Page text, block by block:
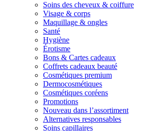
Soins des cheveux & coiffure
Visage & corps
Maquillage & ongles
Santé
Hygiène
Érotisme
Bons & Cartes cadeaux
Coffrets cadeaux beauté
Cosmétiques premium
Dermocosmétiques
Cosmétiques coréens
Promotions
Nouveau dans l’assortiment
Alternatives responsables
Soins capillaires